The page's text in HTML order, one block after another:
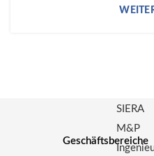
Geschäftsbereiche
SIERA
M&P